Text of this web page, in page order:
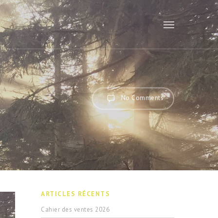
Menu
No Comments
ARTICLES RÉCENTS
Cahier des ventes 2026